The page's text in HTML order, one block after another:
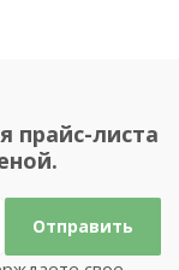
прайс-листа